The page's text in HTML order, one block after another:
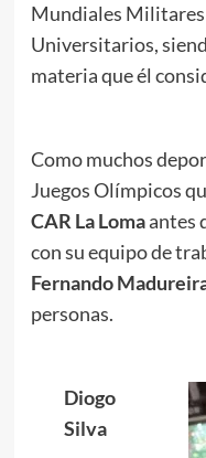
Mundiales Militares
Universitarios,
materia que él
Como muchos
Juegos Olímpicos
CAR La Lomaantes
con su equipo de
Fernando
personas.
Diogo
Silva